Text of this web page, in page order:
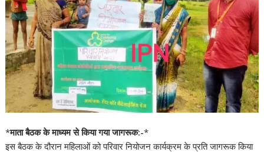
*माता बैठक के माध्यम से किया गया जागरूक:-*
इस बैठक के दौरान महिलाओं को परिवार नियोजन कार्यक्रम के प्रति जागरूक किया